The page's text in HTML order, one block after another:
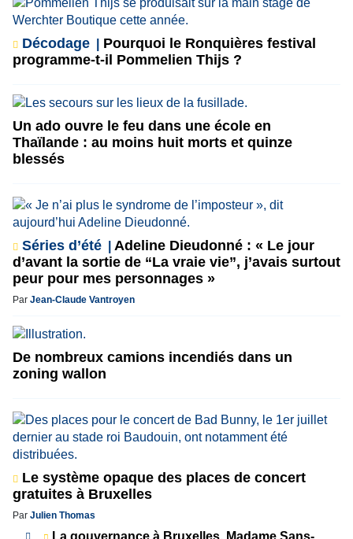
Décodage
Pourquoi le Ronquières festival
programme-t-il Pommelien Thijs ?
Un ado ouvre le feu dans une école en
Thaïlande : au moins huit morts et quinze
blessés
Séries d’été
Adeline Dieudonné : « Le jour
d’avant la sortie de “La vraie vie”, j’avais surtout
peur pour mes personnages »
Par Jean-Claude Vantroyen
De nombreux camions incendiés dans un
zoning wallon
Le système opaque des places de concert
gratuites à Bruxelles
Par Julien Thomas
La gouvernance à Bruxelles, Madame Sans-